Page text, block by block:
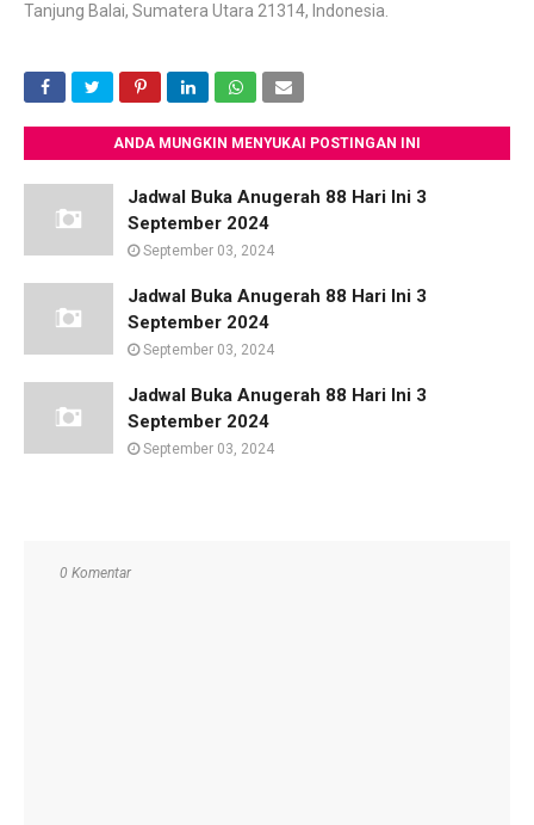
Tanjung Balai, Sumatera Utara 21314, Indonesia.
ANDA MUNGKIN MENYUKAI POSTINGAN INI
Jadwal Buka Anugerah 88 Hari Ini 3
September 2024
September 03, 2024
Jadwal Buka Anugerah 88 Hari Ini 3
September 2024
September 03, 2024
Jadwal Buka Anugerah 88 Hari Ini 3
September 2024
September 03, 2024
0 Komentar